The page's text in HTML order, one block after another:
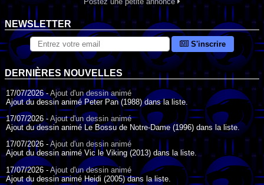
NEWSLETTER
S'inscrire
DERNIÈRES NOUVELLES
17/07/2026 -Ajout d'un dessin animé
Ajout du dessin animé Peter Pan (1988) dans la liste.
17/07/2026 - Ajout d'un dessin animé
Ajout du dessin animé Le Bossu de Notre-Dame (1996) dans la liste.
17/07/2026 - Ajout d'un dessin animé
Ajout du dessin animé Vic le Viking (2013) dans la liste.
17/07/2026 - Ajout d'un dessin animé
Ajout du dessin animé Heidi (2005) dans la liste.